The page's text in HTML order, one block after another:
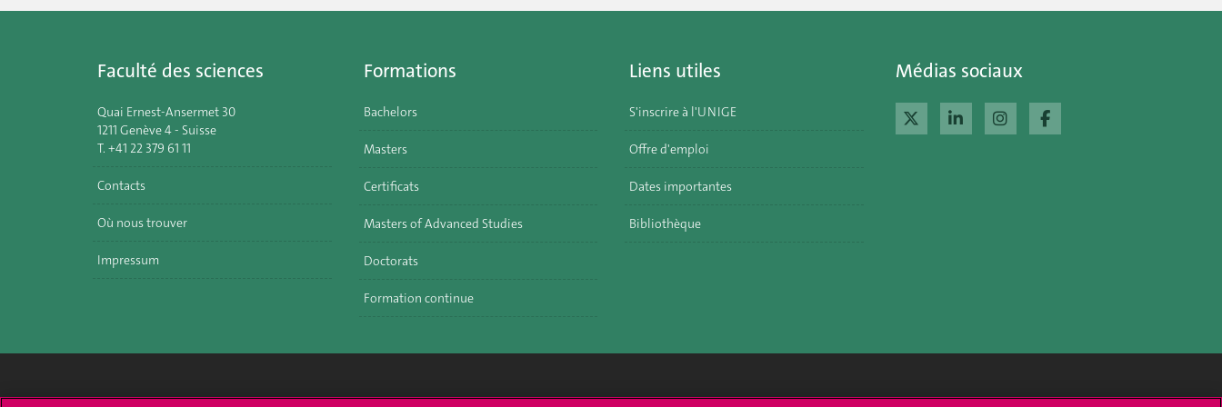
Faculté des sciences
Quai Ernest-Ansermet 30
1211 Genève 4 - Suisse
T. +41 22 379 61 11
Contacts
Où nous trouver
Impressum
Formations
Bachelors
Masters
Certificats
Masters of Advanced Studies
Doctorats
Formation continue
Liens utiles
S'inscrire à l'UNIGE
Offre d'emploi
Dates importantes
Bibliothèque
Médias sociaux